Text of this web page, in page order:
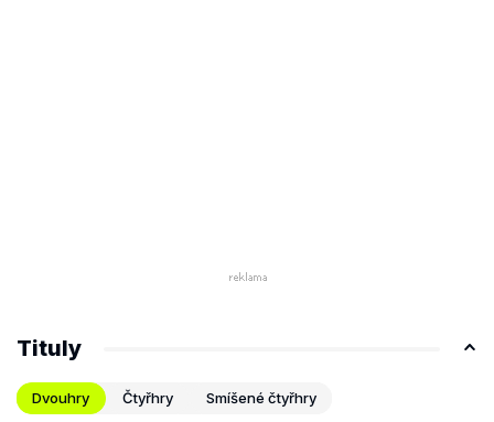
Tituly
Dvouhry Čtyřhry Smíšené čtyřhry